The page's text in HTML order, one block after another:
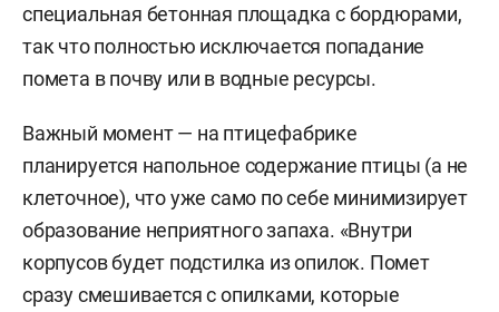
специальная бетонная площадка с бордюрами,
так что полностью исключается попадание
помета в почву или в водные ресурсы.
Важный момент — на птицефабрике
планируется напольное содержание птицы (а не
клеточное), что уже само по себе минимизирует
образование неприятного запаха. «Внутри
корпусов будет подстилка из опилок. Помет
сразу смешивается с опилками, которые